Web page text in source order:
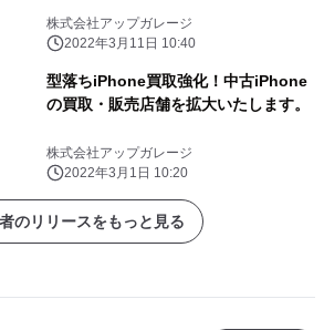
株式会社アップガレージ
2022年3月11日 10:40
型落ちiPhone買取強化！中古iPhone
の買取・販売店舗を拡大いたします。
株式会社アップガレージ
2022年3月1日 10:20
のリリースをもっと見る